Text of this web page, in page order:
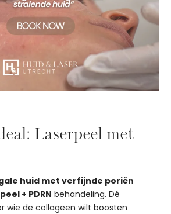
Laserpeel met
huid met verfijnde poriën
+ PDRN behandeling. Dé
wie de collageen wilt boosten